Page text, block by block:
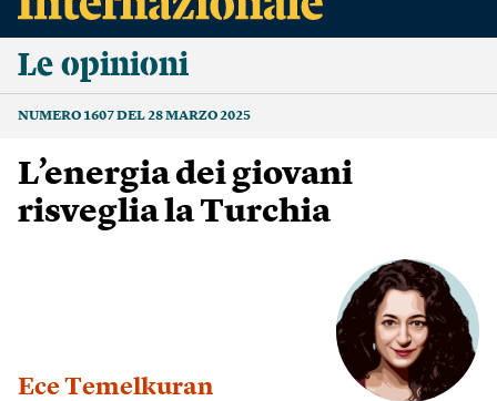
Le opinioni
NUMERO 1607 DEL 28 MARZO 2025
L’energia dei giovani
risveglia la Turchia
Ece Temelkuran